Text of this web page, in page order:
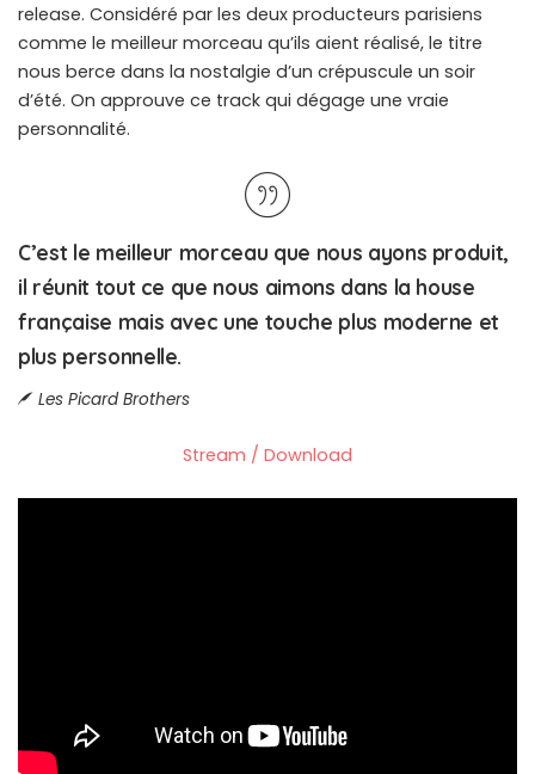
release. Considéré par les deux producteurs parisiens
comme le meilleur morceau qu’ils aient réalisé, le titre
nous berce dans la nostalgie d’un crépuscule un soir
d’été. On approuve ce track qui dégage une vraie
personnalité.
C’est le meilleur morceau que nous ayons produit,
il réunit tout ce que nous aimons dans la house
française mais avec une touche plus moderne et
plus personnelle.
Les Picard Brothers
Stream / Download